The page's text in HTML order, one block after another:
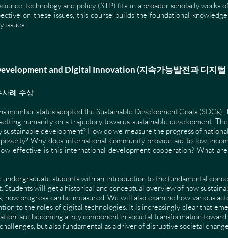
technology and policy (STP) fits in a broader scholarly works
on these issues, this course builds the foundational
issues.
and Digital Innovation (지속가능발전과 디지털
례 수상
member states adopted the Sustainable Development Goals
humanity on a trajectory towards sustainable development.
sustainable development? How do we measure the progress of
Why does international community provide aid to low-
effective is this international development cooperation? What
undergraduate students with an introduction to the fundamental
Students will get a historical and conceptual overview of how
how progress can be measured. We will also examine how various
to the roles of digital technologies. It is increasingly clear that
are becoming a key component in societal transformation
but also fundamental as a driver of disruptive societal